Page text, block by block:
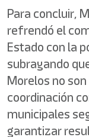
Para concluir,
refrendó el
Estado con la
subrayando
Morelos no
coordinación
municipales
garantizar